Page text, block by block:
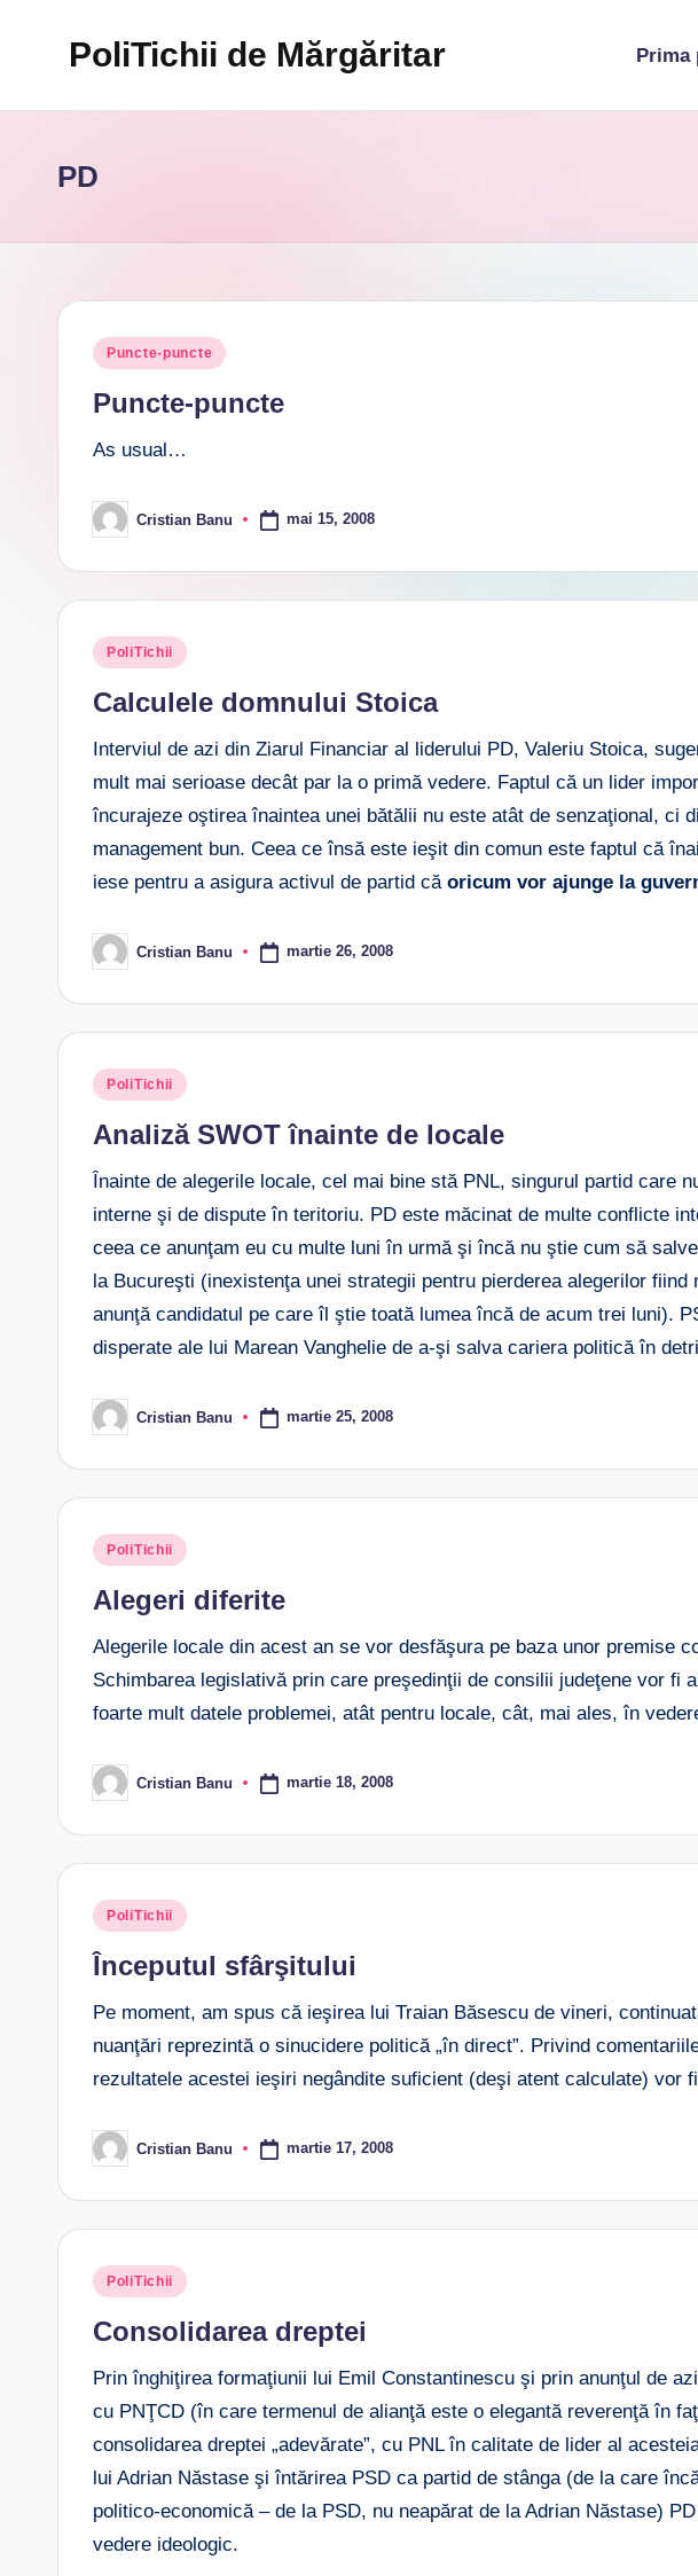
PoliTichii de Mărgăritar
2005
Prima
PD
Posted
Puncte-puncte
Puncte-puncte
As usual…
Posted
by
Cristian Banu mai 15, 2008
Posted
PoliTichii
Calculele domnului Stoica
Interviul de azi din Ziarul Financiar al liderului PD, Valeriu Stoica,
mult mai serioase decât par la o primă vedere. Faptul că un lider
încurajeze oştirea înaintea unei bătălii nu este atât de senzaţional, ci
management bun. Ceea ce însă este ieşit din comun este faptul că
iese pentru a asigura activul de partid că oricum vor ajunge la
Posted
by
Cristian Banu martie 26, 2008
Posted
PoliTichii
Analiză SWOT înainte de locale
Înainte de alegerile locale, cel mai bine stă PNL, singurul partid care
interne şi de dispute în teritoriu. PD este măcinat de multe conflicte
ceea ce anunţam eu cu multe luni în urmă şi încă nu ştie cum să
la Bucureşti (inexistenţa unei strategii pentru pierderea alegerilor
anunţă candidatul pe care îl ştie toată lumea încă de acum trei luni).
disperate ale lui Marean Vanghelie de a-şi salva cariera politică în
Posted
by
Cristian Banu martie 25, 2008
Posted
PoliTichii
Alegeri diferite
Alegerile locale din acest an se vor desfăşura pe baza unor premise
Schimbarea legislativă prin care preşedinţii de consilii judeţene vor fi
foarte mult datele problemei, atât pentru locale, cât, mai ales, în
Posted
by
Cristian Banu martie 18, 2008
Posted
PoliTichii
Începutul sfârşitului
Pe moment, am spus că ieşirea lui Traian Băsescu de vineri,
nuanţări reprezintă o sinucidere politică „în direct”. Privind
rezultatele acestei ieşiri negândite suficient (deşi atent calculate) vor
Posted
by
Cristian Banu martie 17, 2008
Posted
PoliTichii
Consolidarea dreptei
Prin înghiţirea formaţiunii lui Emil Constantinescu şi prin anunţul de
cu PNŢCD (în care termenul de alianţă este o elegantă reverenţă în
consolidarea dreptei „adevărate”, cu PNL în calitate de lider al
lui Adrian Năstase şi întărirea PSD ca partid de stânga (de la care
politico-economică – de la PSD, nu neapărat de la Adrian Năstase)
vedere ideologic.